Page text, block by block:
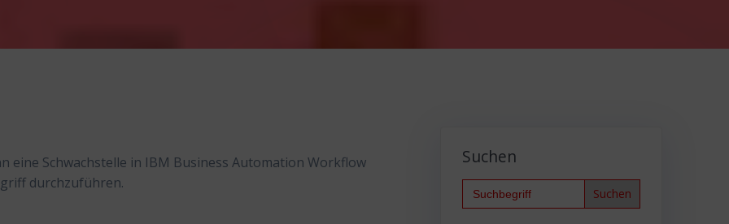
Schwachstelle in IBM Business Automation Workflow
durchzuführen.
Suchen
Search
for: